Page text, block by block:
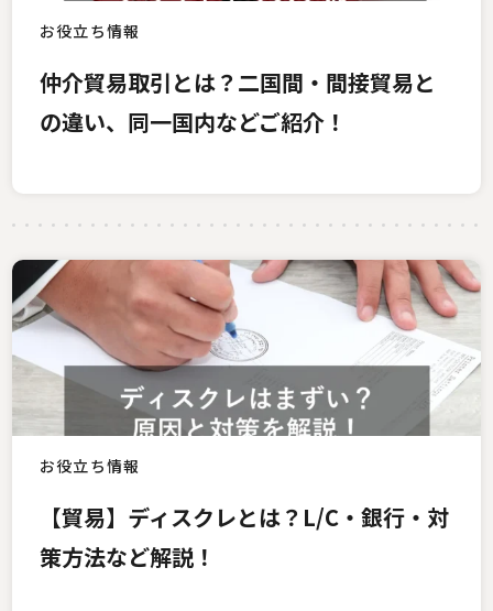
お役立ち情報
仲介貿易取引とは？二国間・間接貿易と
の違い、同一国内などご紹介！
お役立ち情報
【貿易】ディスクレとは？L/C・銀行・対
策方法など解説！